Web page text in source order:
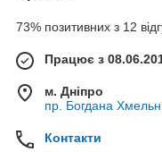
73% позитивних з 12
Працює з
м. Дніпро
пр. Богдана
Контакти